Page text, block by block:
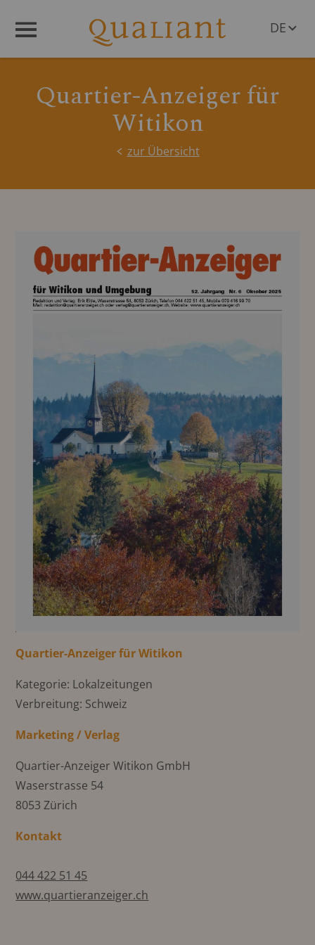
DE
Quartier-Anzeiger für
Witikon
zur Übersicht
Quartier-Anzeiger für Witikon
Kategorie: Lokalzeitungen
Verbreitung: Schweiz
Marketing / Verlag
Quartier-Anzeiger Witikon GmbH
Waserstrasse 54
8053 Zürich
Kontakt
044 422 51 45
www.quartieranzeiger.ch